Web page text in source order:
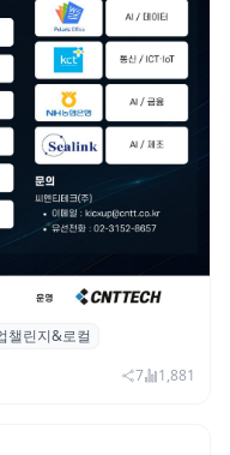
린지&로컬’ 참
챌린지&로컬
7 1,881